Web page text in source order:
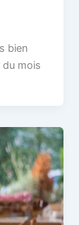
bien
mois